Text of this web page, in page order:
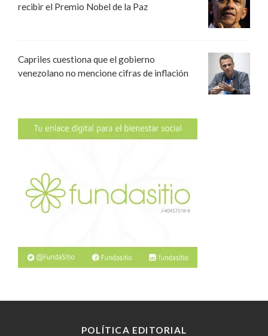
recibir el Premio Nobel de la Paz
Capriles cuestiona que el gobierno
venezolano no mencione cifras de inflación
POLÍTICA EDITORIAL